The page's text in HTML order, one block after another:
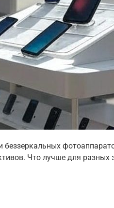
беззеркальных
Что лучше для разных